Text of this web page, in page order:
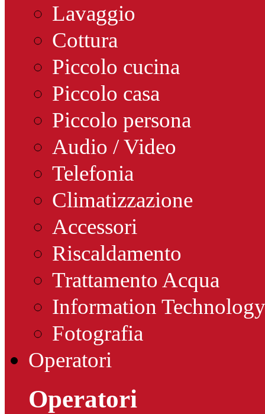
Lavaggio
Cottura
Piccolo cucina
Piccolo casa
Piccolo persona
Audio / Video
Telefonia
Climatizzazione
Accessori
Riscaldamento
Trattamento Acqua
Information Technology
Fotografia
Operatori
Operatori